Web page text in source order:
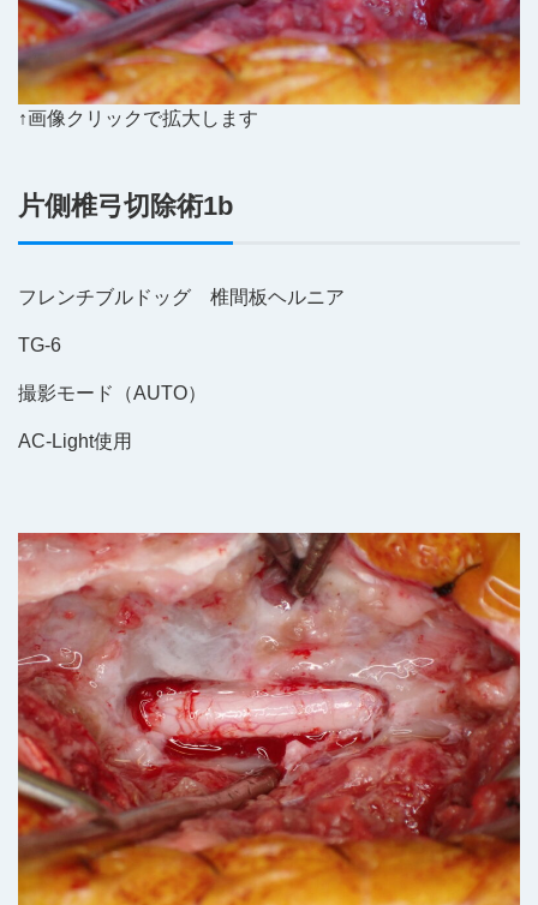
↑画像クリックで拡大します
片側椎弓切除術1b
フレンチブルドッグ 椎間板ヘルニア
TG-6
撮影モード（AUTO）
AC-Light使用